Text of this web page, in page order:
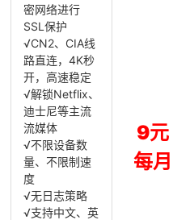
密网络进行
SSL保护
√CN2、CIA线
路直连，4K秒
开，高速稳定
√解锁Netflix、
迪士尼等主流
流媒体
√不限设备数
量、不限制速
度
√无日志策略
√支持中文、英
9元
每月